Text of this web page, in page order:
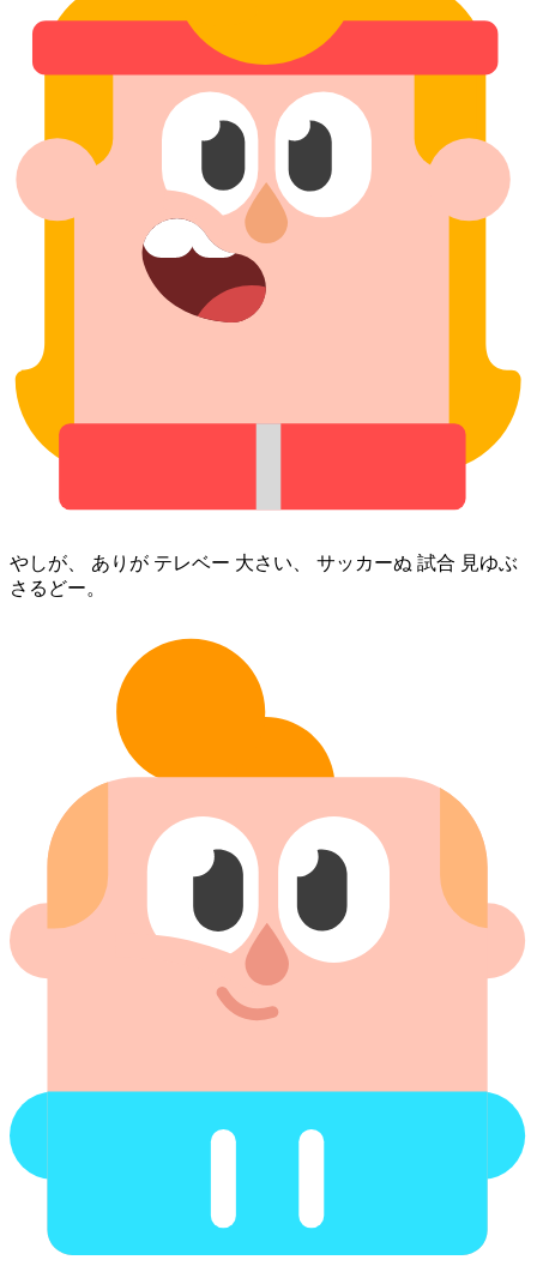
やしが、 あり⁠が テレベー 大さい、 サッカー⁠ぬ 試合 見ゆぶ
さるどー。